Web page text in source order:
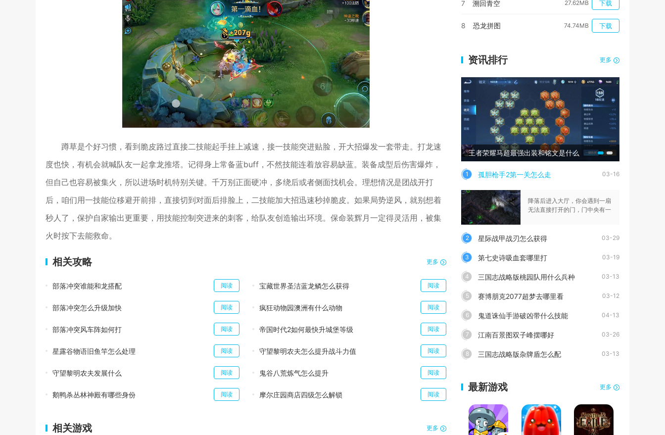
蹲草是个好习惯，看到脆皮路过直接二技能起手挂上减速，接一技能突进贴脸，开大招爆发一套带走。打龙速
度也快，有机会就喊队友一起拿龙推塔。记得身上常备蓝buff，不然技能连着放容易缺蓝。装备成型后伤害爆炸，
但自己也容易被集火，所以进场时机特别关键。千万别正面硬冲，多绕后或者侧面找机会。理想情况是团战开打
后，咱们用一技能位移避开前排，直接切到对面后排脸上，二技能加大招迅速秒掉脆皮。如果局势逆风，就别想着
秒人了，保护自家输出更重要，用技能控制突进来的刺客，给队友创造输出环境。保命装辉月一定得灵活用，被集
火时按下去能救命。
相关攻略 更多
部落冲突谁能和龙搭配 阅读 宝藏世界圣洁蓝龙鳞怎么获得 阅读
部落冲突怎么升级加快 阅读 疯狂动物园澳洲有什么动物 阅读
部落冲突风车阵如何打 阅读 帝国时代2如何最快升城堡等级 阅读
星露谷物语旧鱼竿怎么处理 阅读 守望黎明农夫怎么提升战斗力值 阅读
守望黎明农夫发展什么 阅读 鬼谷八荒炼气怎么提升 阅读
鹅鸭杀丛林神殿有哪些身份 阅读 摩尔庄园商店四级怎么解锁 阅读
相关游戏 更多
7 溯回青空 27.62MB 下载
8 恐龙拼图 74.74MB 下载
资讯排行 更多
王者荣耀马超最强出装和铭文是什么
1 孤胆枪手2第一关怎么走 03-16
降落后进入大厅，你会遇到一扇
无法直接打开的门，门中央有一
2 星际战甲战刃怎么获得 03-29
3 第七史诗吸血套哪里打 03-19
4 三国志战略版桃园队用什么兵种 03-13
5 赛博朋克2077超梦去哪里看 03-12
6 鬼道诛仙手游破凶带什么技能 04-13
7 江南百景图双子峰摆哪好 03-26
8 三国志战略版杂牌盾怎么配 03-13
最新游戏 更多